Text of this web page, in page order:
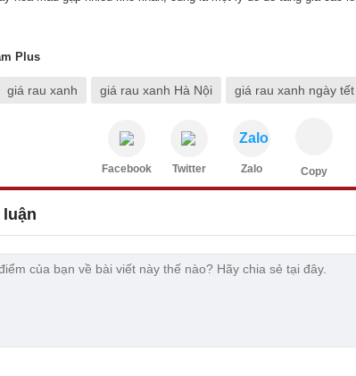
Plus
giá rau xanh giá rau xanh Hà Nội giá rau xanh ngày tết
Facebook Twitter
Zalo
Zalo Copy